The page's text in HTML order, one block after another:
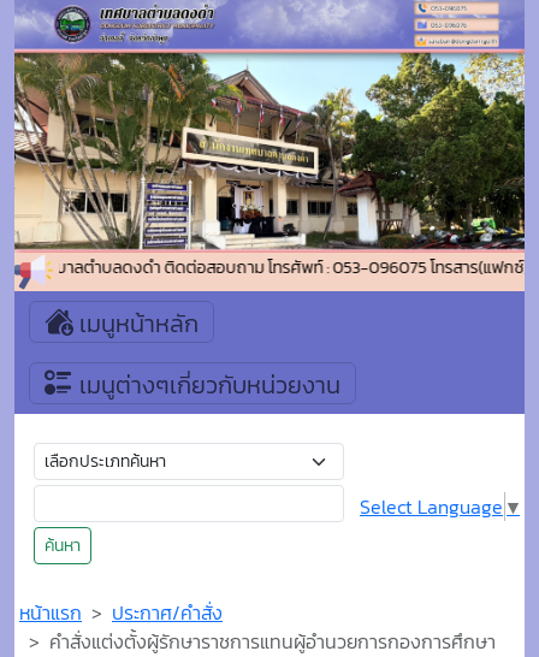
เทศบาลตำบลดงดำ ติดต่อสอบถาม โทรศัพท์ : 053-096075 โทรสาร(แฟกซ์) :
เมนูหน้าหลัก
เมนูต่างๆเกี่ยวกับหน่วยงาน
ค้นหา
Select Language ▼
หน้าแรก
ประกาศ/คำสั่ง
คำสั่งแต่งตั้งผู้รักษาราชการแทนผู้อำนวยการกองการศึกษา